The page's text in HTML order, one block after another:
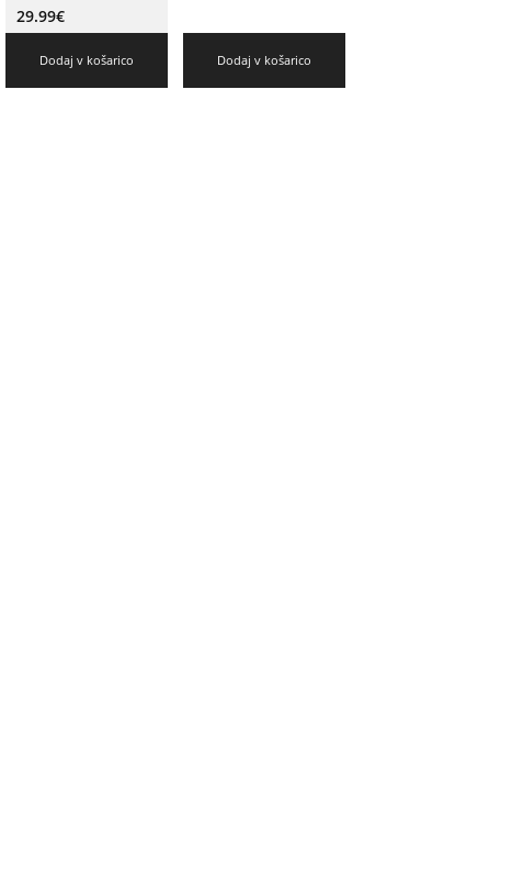
29.99€
Dodaj v košarico Dodaj v košarico